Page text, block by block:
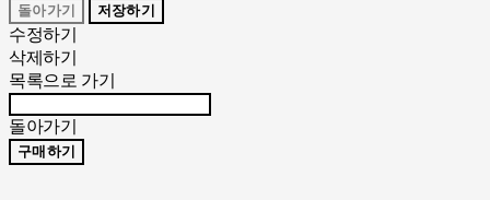
돌아가기 저장하기
수정하기
삭제하기
목록으로 가기
돌아가기
구매하기